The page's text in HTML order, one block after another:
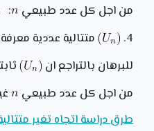
من اجل كل عدد طبيعي
:
4.
متتالية عددية
للبرهان بالتراجع ان
من اجل كل عدد طبيعي
طرق دراسة اتجاه تغير